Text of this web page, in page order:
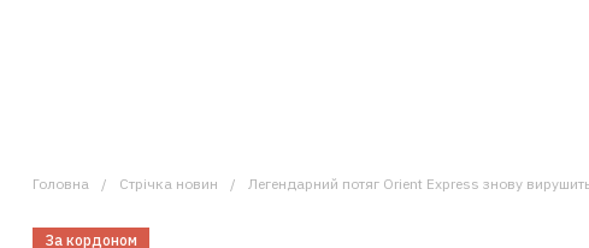
Головна Стрічка новин Легендарний потяг Orient Express знову
За кордоном